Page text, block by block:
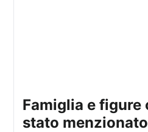
famiglia e figure citate: chi è
stato menzionato